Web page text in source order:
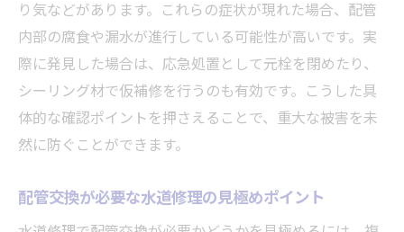
り気などがあります。これらの症状が現れた場合、配管
内部の腐食や漏水が進行している可能性が高いです。実
際に発見した場合は、応急処置として元栓を閉めたり、
シーリング材で仮補修を行うのも有効です。こうした具
体的な確認ポイントを押さえることで、重大な被害を未
然に防ぐことができます。
配管交換が必要な水道修理の見極めポイント